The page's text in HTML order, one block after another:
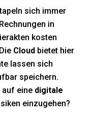
sich immer
in
kosten
Cloud bietet hier
lassen sich
speichern.
auf eine digitale
einzugehen?